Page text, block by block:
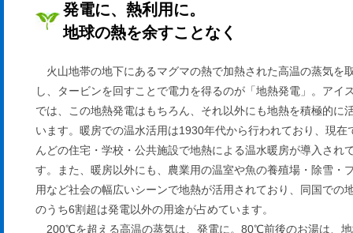
発電に、熱利用に。
地球の熱を余すことなく
火山地帯の地下にあるマグマの熱で加熱された高温の蒸気を
し、タービンを回すことで電力を得るのが「地熱発電」。アイ
では、この地熱発電はもちろん、それ以外にも地熱を積極的に
います。暖房での温水活用は1930年代から行われており、現在
んどの住宅・学校・公共施設で地熱による温水暖房が導入され
す。また、暖房以外にも、農業用の温室や魚の養殖場・除雪・
用など社会の幅広いシーンで地熱が活用されており、同国での
のうち6割超は発電以外の用途が占めています。
200℃を超える高温の蒸気は、発電に。80℃前後のお湯は、